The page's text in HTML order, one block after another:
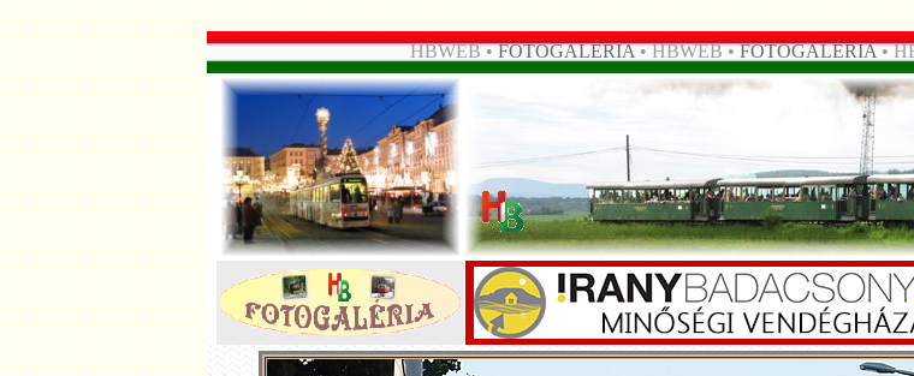
HBWEB •FOTOGALÉRIA• HBWEB •FOTOGALÉRIA•